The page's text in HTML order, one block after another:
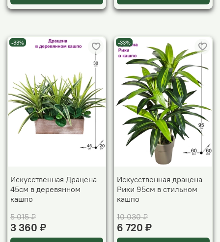
-33%
Искусственная Драцена
45см в деревянном
кашпо
5 015 ₽
3 360 ₽
-33%
Искусственная драцена
Рики 95см в стильном
кашпо
10 030 ₽
6 720 ₽